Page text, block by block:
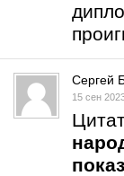
Сергей
15 сен